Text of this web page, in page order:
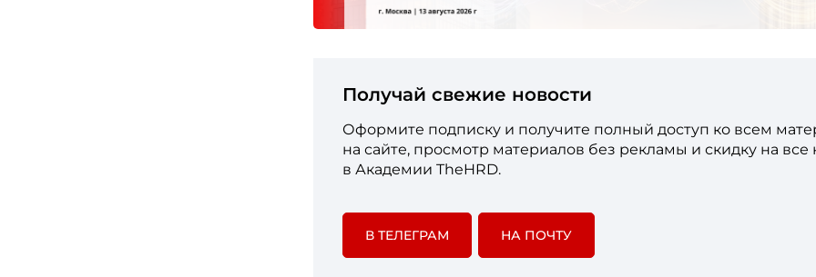
Получай свежие новости
Оформите подписку и получите полный доступ ко всем
на сайте, просмотр материалов без рекламы и скидку на все
в Академии TheHRD.
В ТЕЛЕГРАМ НА ПОЧТУ